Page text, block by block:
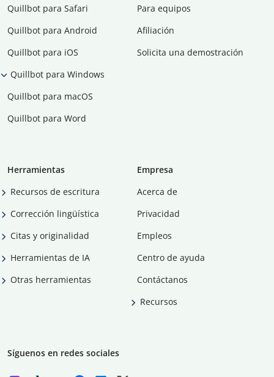
Quillbot para Safari
Quillbot para Android
Quillbot para iOS
Quillbot para Windows
Quillbot para macOS
Quillbot para Word
Para equipos
Afiliación
Solicita una demostración
Herramientas
Recursos de escritura
Corrección lingüística
Citas y originalidad
Herramientas de IA
Otras herramientas
Empresa
Acerca de
Privacidad
Empleos
Centro de ayuda
Contáctanos
Recursos
Síguenos en redes sociales